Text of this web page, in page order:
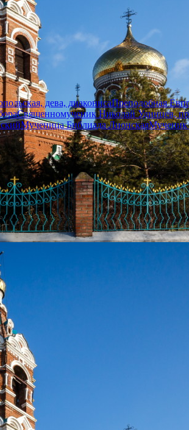
дева, диаконисаПреподобная
Священномученик Николай Удинцев,
Мученица Библиада ЛионскаяМученик